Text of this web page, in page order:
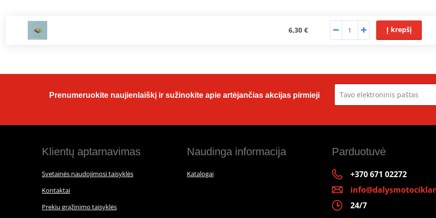
6,30 € Į krepšį
Prenumeruokite naujienlaiškį ir sužinokite apie artėjančias akcijas pirmieji
Klientų aptarnavimas
Svetainės naudojimosi taisyklės
Kontaktai
Prekių grąžinimo taisyklės
Naudinga informacija
Katalogai
Parduotuvė
+370 671 02272
24/7